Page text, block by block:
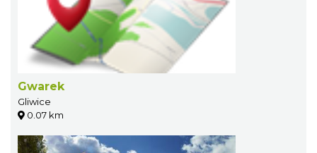
Gwarek
Gliwice
0.07 km